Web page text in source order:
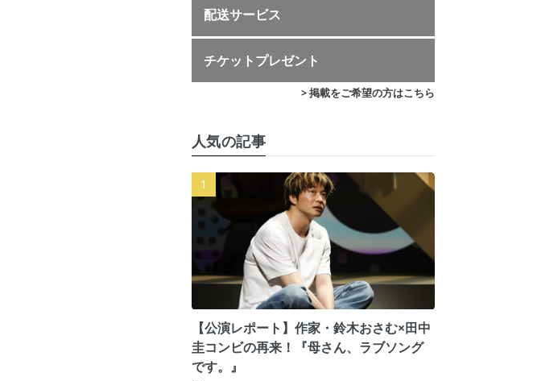
配送サービス
チケットプレゼント
> 掲載をご希望の方はこちら
人気の記事
【公演レポート】作家・鈴木おさむ×田中
圭コンビの再来！『母さん、ラブソング
です。』